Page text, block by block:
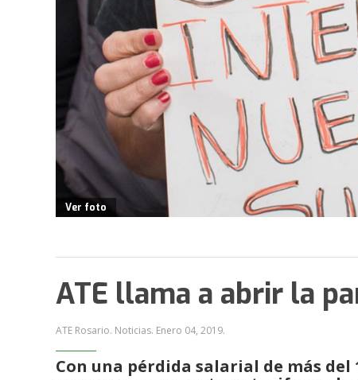
Ver foto
ATE llama a abrir la
ATE Rosario. Noticias. Enero 04, 2019.
Con una pérdida salarial de más del